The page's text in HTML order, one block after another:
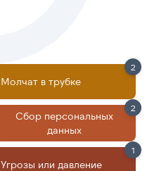
Молчат в трубке
2
Сбор персональных
данных
2
Угрозы или давление
1